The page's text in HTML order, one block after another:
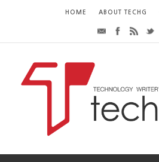
HOME ABOUT TECHG